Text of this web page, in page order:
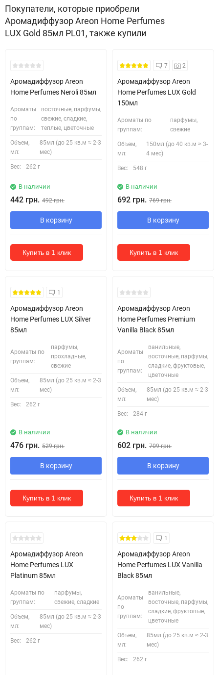
Покупатели, которые приобрели
Аромадиффузор Areon Home Perfumes
LUX Gold 85мл PL01, также купили
Аромадиффузор Areon
Home Perfumes Neroli 85мл
Ароматы
по
группам:
восточные, парфумы,
свежие, сладкие,
теплые, цветочные
Объем,
мл:
85мл (до 25 кв.м ≈ 2-3
мес)
Вес: 262 г
В наличии
442 грн. 492 грн.
В корзину
Купить в 1 клик
7 2
Аромадиффузор Areon
Home Perfumes LUX Gold
150мл
Ароматы по
группам:
парфумы,
свежие
Объем,
мл:
150мл (до 40 кв.м ≈ 3-
4 мес)
Вес: 548 г
В наличии
692 грн. 769 грн.
В корзину
Купить в 1 клик
1
Аромадиффузор Areon
Home Perfumes LUX Silver
85мл
Ароматы по
группам:
парфумы,
прохладные,
свежие
Объем,
мл:
85мл (до 25 кв.м ≈ 2-3
мес)
Вес: 262 г
В наличии
476 грн. 529 грн.
В корзину
Купить в 1 клик
Аромадиффузор Areon
Home Perfumes Premium
Vanilla Black 85мл
Ароматы
по
группам:
ванильные,
восточные, парфумы,
сладкие, фруктовые,
цветочные
Объем,
мл:
85мл (до 25 кв.м ≈ 2-3
мес)
Вес: 284 г
В наличии
602 грн. 709 грн.
В корзину
Купить в 1 клик
Аромадиффузор Areon
Home Perfumes LUX
Platinum 85мл
Ароматы по
группам:
парфумы,
свежие, сладкие
Объем,
мл:
85мл (до 25 кв.м ≈ 2-3
мес)
Вес: 262 г
1
Аромадиффузор Areon
Home Perfumes LUX Vanilla
Black 85мл
Ароматы
по
группам:
ванильные,
восточные, парфумы,
сладкие, фруктовые,
цветочные
Объем,
мл:
85мл (до 25 кв.м ≈ 2-3
мес)
Вес: 262 г